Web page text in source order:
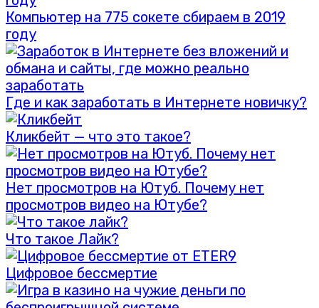
Компьютер на 775 сокете сбираем в 2019
году
Где и как заработать в Интернете новичку?
Кликбейт — что это такое?
Нет просмотров на Ютуб. Почему нет
просмотров видео на Ютубе?
Что такое Лайк?
Цифровое бессмертие